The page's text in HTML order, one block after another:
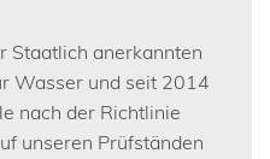
Staatlich anerkannten
Wasser und seit 2014
nach der Richtlinie
unseren Prüfständen